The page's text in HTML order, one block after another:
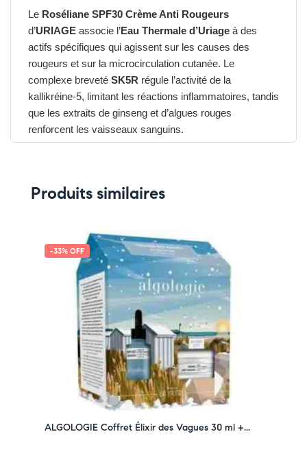
Le Roséliane SPF30 Crème Anti Rougeurs
d’URIAGE associe l’Eau Thermale d’Uriage à des
actifs spécifiques qui agissent sur les causes des
rougeurs et sur la microcirculation cutanée. Le
complexe breveté SK5R régule l’activité de la
kallikréine-5, limitant les réactions inflammatoires, tandis
que les extraits de ginseng et d’algues rouges
renforcent les vaisseaux sanguins.
Les avantages du URIAGE Roséliane SPF30 Crème
➤ Réduit et prévient l’apparition des rougeurs
➤ Apaise les sensations d’échauffement et de
➤ Protège contre les rayons UVA/UVB avec un SPF30
➤ Hydrate et renforce la barrière cutanée
➤ Texture légère et agréable, adaptée à un usage
✔ Pour découvrir nos offres et promotions du
cliquez ici
✔ Suivez-nous sur TikTok – cliquez ici
✔ Rejoignez-nous sur Instagram –
Produits similaires
-33% OFF
ALGOLOGIE Coffret Élixir des Vagues 30 ml +...